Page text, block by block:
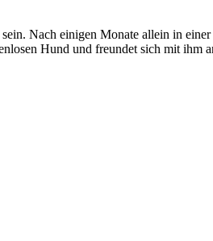
Nach einigen Monate allein in einer
Hund und freundet sich mit ihm